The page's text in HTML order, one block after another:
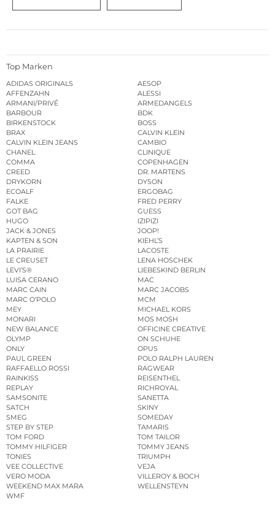
Top Marken
ADIDAS ORIGINALS
AESOP
AFFENZAHN
ALESSI
ARMANI/PRIVÉ
ARMEDANGELS
BARBOUR
BDK
BIRKENSTOCK
BOSS
BRAX
CALVIN KLEIN
CALVIN KLEIN JEANS
CAMBIO
CHANEL
CLINIQUE
COMMA
COPENHAGEN
CREED
DR. MARTENS
DRYKORN
DYSON
ECOALF
ERGOBAG
FALKE
FRED PERRY
GOT BAG
GUESS
HUGO
IZIPIZI
JACK & JONES
JOOP!
KAPTEN & SON
KIEHL’S
LA PRAIRIE
LACOSTE
LE CREUSET
LENA HOSCHEK
LEVI’S®
LIEBESKIND BERLIN
LUISA CERANO
MAC
MARC CAIN
MARC JACOBS
MARC O’POLO
MCM
MEY
MICHAEL KORS
MONARI
MOS MOSH
NEW BALANCE
OFFICINE CREATIVE
OLYMP
ON SCHUHE
ONLY
OPUS
PAUL GREEN
POLO RALPH LAUREN
RAFFAELLO ROSSI
RAGWEAR
RAINKISS
REISENTHEL
REPLAY
RICHROYAL
SAMSONITE
SANETTA
SATCH
SKINY
SMEG
SOMEDAY
STEP BY STEP
TAMARIS
TOM FORD
TOM TAILOR
TOMMY HILFIGER
TOMMY JEANS
TONIES
TRIUMPH
VEE COLLECTIVE
VEJA
VERO MODA
VILLEROY & BOCH
WEEKEND MAX MARA
WELLENSTEYN
WMF